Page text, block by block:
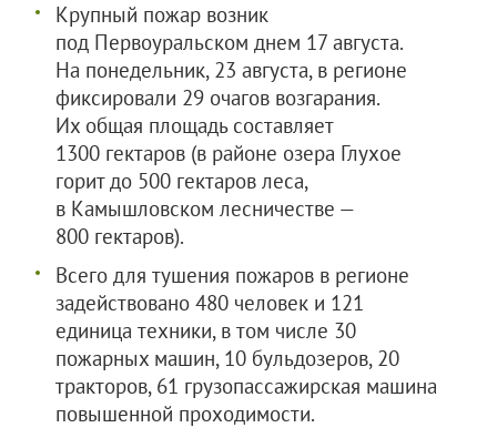
Крупный пожар возник
под Первоуральском днем 17 августа.
На понедельник, 23 августа, в регионе
фиксировали 29 очагов возгарания.
Их общая площадь составляет
1300 гектаров (в районе озера Глухое
горит до 500 гектаров леса,
в Камышловском лесничестве —
800 гектаров).
Всего для тушения пожаров в регионе
задействовано 480 человек и 121
единица техники, в том числе 30
пожарных машин, 10 бульдозеров, 20
тракторов, 61 грузопассажирская машина
повышенной проходимости.